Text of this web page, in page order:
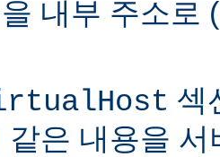
내부 주소로 (
섹
같은 내용을